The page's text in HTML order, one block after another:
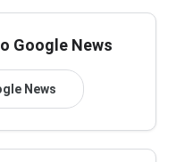
Google News
News